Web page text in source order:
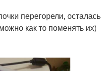
перегорели, осталась
как то поменять их)